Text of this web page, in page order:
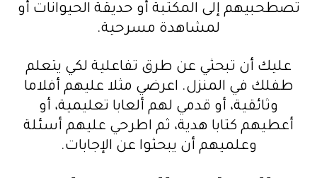
تصطحبيهم إلى المكتبة أو حديقة الحيوانات أو
لمشاهدة مسرحية.
عليك أن تبحثي عن طرق تفاعلية لكي يتعلم
طفلك في المنزل. اعرضي مثلا عليهم أفلاما
وثائقية، أو قدمي لهم ألعابا تعليمية، أو
أعطيهم كتابا هدية، ثم اطرحي عليهم أسئلة
وعلميهم أن يبحثوا عن الإجابات.